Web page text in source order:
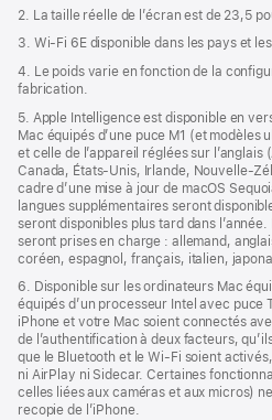
2. La taille réelle de l’écran est de 23,5
3. Wi-Fi 6E disponible dans les pays et
4. Le poids varie en fonction de la
fabrication.
5. Apple Intelligence est disponible en
Mac équipés d’une puce M1 (et modèles
et celle de l’appareil réglées sur l’anglais
Canada, États‑Unis, Irlande, Nouvelle-
cadre d’une mise à jour de macOS
langues supplémentaires seront
seront disponibles plus tard dans
seront prises en charge : allemand,
coréen, espagnol, français, italien,
6. Disponible sur les ordinateurs Mac
équipés d’un processeur Intel avec
iPhone et votre Mac soient connectés
de l’authentification à deux facteurs,
que le Bluetooth et le Wi-Fi soient
ni AirPlay ni Sidecar. Certaines
celles liées aux caméras et aux micros)
recopie de l’iPhone.